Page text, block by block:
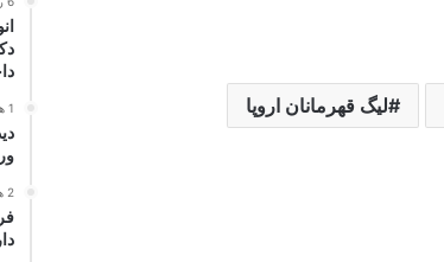
لیگ قهرمانان اروپا 1 هفته پیش
2 هفته پیش